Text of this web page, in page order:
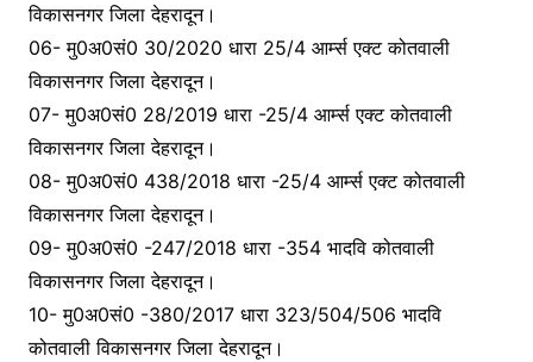
विकासनगर जिला देहरादून।
06- मु0अ0सं0 30/2020 धारा 25/4 आर्म्स एक्ट कोतवाली
विकासनगर जिला देहरादून।
07- मु0अ0सं0 28/2019 धारा -25/4 आर्म्स एक्ट कोतवाली
विकासनगर जिला देहरादून।
08- मु0अ0सं0 438/2018 धारा -25/4 आर्म्स एक्ट कोतवाली
विकासनगर जिला देहरादून।
09- मु0अ0सं0 -247/2018 धारा -354 भादवि कोतवाली
विकासनगर जिला देहरादून।
10- मु0अ0सं0 -380/2017 धारा 323/504/506 भादवि
कोतवाली विकासनगर जिला देहरादून।